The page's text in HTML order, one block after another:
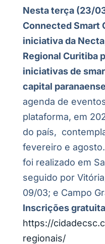
Nesta terça (23/
Connected Smart
iniciativa da
Regional Curitiba
iniciativas de
capital
agenda de
plataforma, em
do país,
fevereiro e
foi realizado em
seguido por
09/03; e Campo
Inscrições
https://
regionais/